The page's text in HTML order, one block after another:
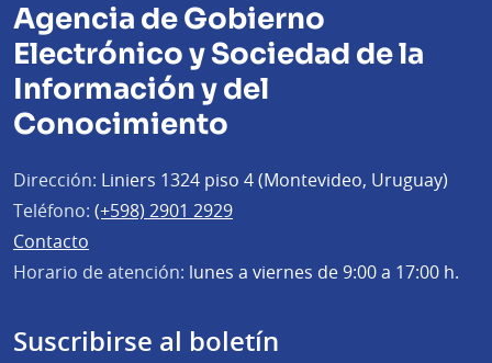
Agencia de Gobierno
Electrónico y Sociedad de la
Información y del
Conocimiento
Dirección: Liniers 1324 piso 4 (Montevideo, Uruguay)
Teléfono: (+598) 2901 2929
Contacto
Horario de atención: lunes a viernes de 9:00 a 17:00 h.
Suscribirse al boletín